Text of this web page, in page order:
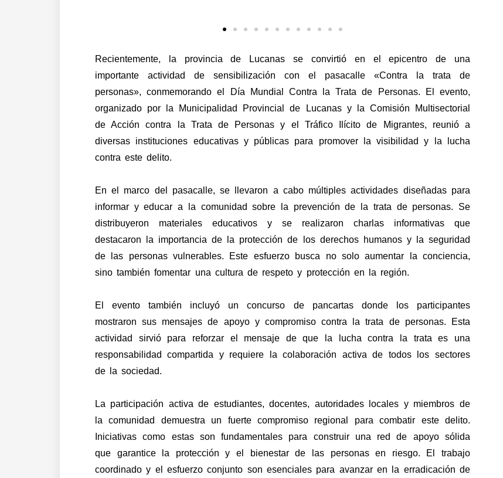
Recientemente, la provincia de Lucanas se convirtió en el epicentro de una
importante actividad de sensibilización con el pasacalle «Contra la trata de
personas», conmemorando el Día Mundial Contra la Trata de Personas. El evento,
organizado por la Municipalidad Provincial de Lucanas y la Comisión Multisectorial
de Acción contra la Trata de Personas y el Tráfico Ilícito de Migrantes, reunió a
diversas instituciones educativas y públicas para promover la visibilidad y la lucha
contra este delito.
En el marco del pasacalle, se llevaron a cabo múltiples actividades diseñadas para
informar y educar a la comunidad sobre la prevención de la trata de personas. Se
distribuyeron materiales educativos y se realizaron charlas informativas que
destacaron la importancia de la protección de los derechos humanos y la seguridad
de las personas vulnerables. Este esfuerzo busca no solo aumentar la conciencia,
sino también fomentar una cultura de respeto y protección en la región.
El evento también incluyó un concurso de pancartas donde los participantes
mostraron sus mensajes de apoyo y compromiso contra la trata de personas. Esta
actividad sirvió para reforzar el mensaje de que la lucha contra la trata es una
responsabilidad compartida y requiere la colaboración activa de todos los sectores
de la sociedad.
La participación activa de estudiantes, docentes, autoridades locales y miembros de
la comunidad demuestra un fuerte compromiso regional para combatir este delito.
Iniciativas como estas son fundamentales para construir una red de apoyo sólida
que garantice la protección y el bienestar de las personas en riesgo. El trabajo
coordinado y el esfuerzo conjunto son esenciales para avanzar en la erradicación de